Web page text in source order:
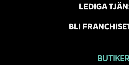
LEDIGA
BLI
BUTIKER